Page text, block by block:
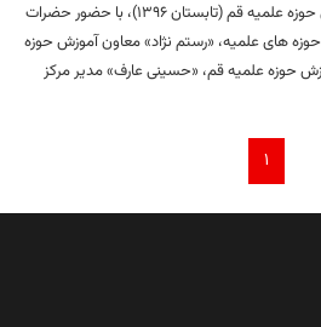
متمرکز آموزش زبان و مکالمه عربی حوزه علمیه قم (تابستان ۱۳۹۶)، با حضور حضرات
های علمیه، «رستم نژاد» معاون آموزش حوزه
حوزه علمیه قم، «حسینی عارف» مدیر مرکز
۱